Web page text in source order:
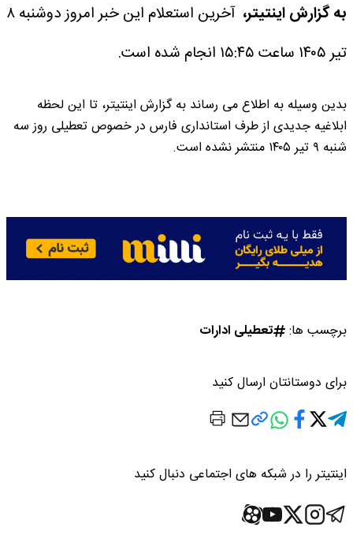
به گزارش اینتیتر،
آخرین استعلام این خبر امروز دوشنبه ۸
تیر ۱۴۰۵ ساعت ۱۵:۴۵ انجام شده است.
بدین وسیله به اطلاع می رساند به گزارش اینتیتر، تا این لحظه
ابلاغیه جدیدی از طرف استانداری فارس در خصوص تعطیلی روز سه
شنبه ۹ تیر ۱۴۰۵ منتشر نشده است.
برچسب ها: تعطیلی ادارات
برای دوستانتان ارسال کنید
اینتیتر را در شبکه های اجتماعی دنبال کنید